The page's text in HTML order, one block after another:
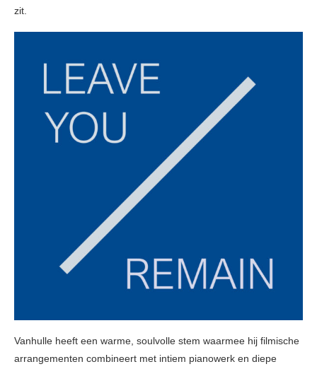
zit.
Vanhulle heeft een warme, soulvolle stem waarmee hij filmische
arrangementen combineert met intiem pianowerk en diepe